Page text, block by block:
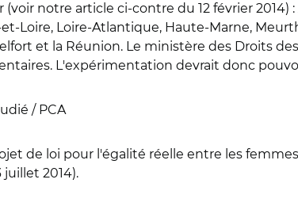
(voir notre article ci-contre du 12 février 2014)
Loire, Loire-Atlantique, Haute-Marne,
et la Réunion. Le ministère des Droits
L'expérimentation devrait donc
/ PCA
de loi pour l'égalité réelle entre les
juillet 2014).